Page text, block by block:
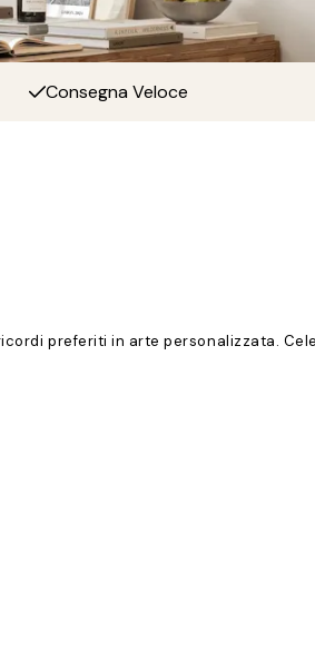
Consegna Veloce
preferiti in arte personalizzata.